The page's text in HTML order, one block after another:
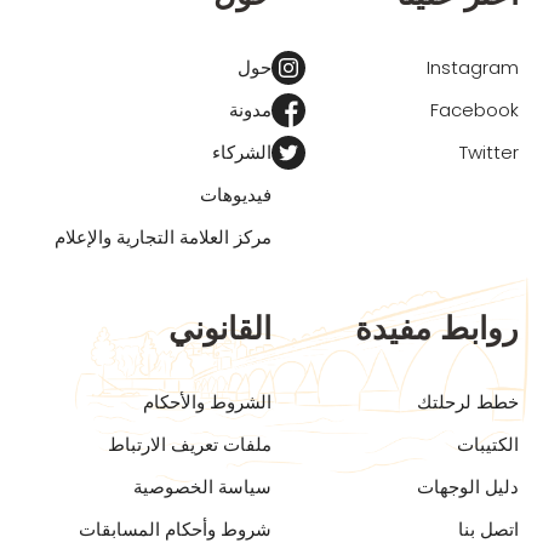
Instagram
Facebook
Twitter
حول
مدونة
الشركاء
فيديوهات
مركز العلامة التجارية والإعلام
روابط مفيدة
خطط لرحلتك
الكتيبات
دليل الوجهات
اتصل بنا
القانوني
الشروط والأحكام
ملفات تعريف الارتباط
سياسة الخصوصية
شروط وأحكام المسابقات